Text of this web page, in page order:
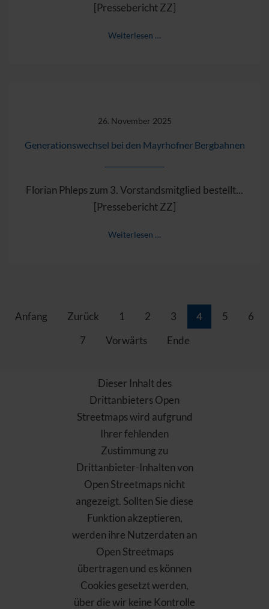
[Pressebericht ZZ]
Weiterlesen …
26. November 2025
Generationswechsel bei den Mayrhofner Bergbahnen
Florian Phleps zum 3. Vorstandsmitglied bestellt...
[Pressebericht ZZ]
Weiterlesen …
Anfang Zurück 1 2 3 4 5
6
7
Vorwärts Ende
Dieser Inhalt des
Drittanbieters Open
Streetmaps wird aufgrund
Ihrer fehlenden
Zustimmung zu
Drittanbieter-Inhalten von
Open Streetmaps nicht
angezeigt. Sollten Sie diese
Funktion akzeptieren,
werden ihre Nutzerdaten an
Open Streetmaps
übertragen und es können
Cookies gesetzt werden,
über die wir keine Kontrolle